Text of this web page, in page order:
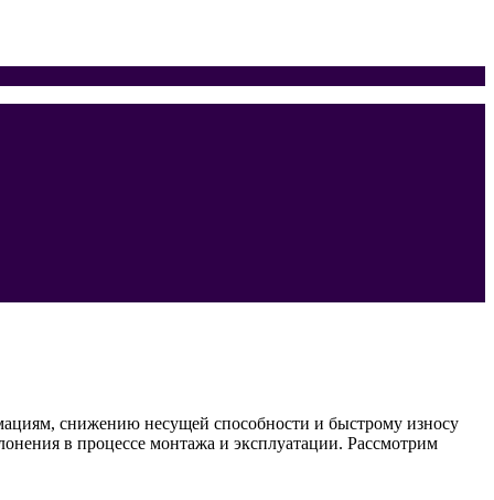
снижению несущей способности и быстрому износу
в процессе монтажа и эксплуатации. Рассмотрим